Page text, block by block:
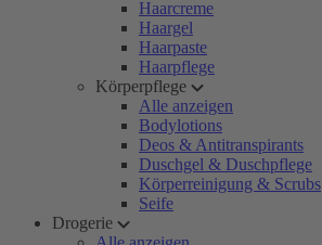
Haarcreme
Haargel
Haarpaste
Haarpflege
Körperpflege
Alle anzeigen
Bodylotions
Deos & Antitranspirants
Duschgel & Duschpflege
Körperreinigung & Scrubs
Seife
Drogerie